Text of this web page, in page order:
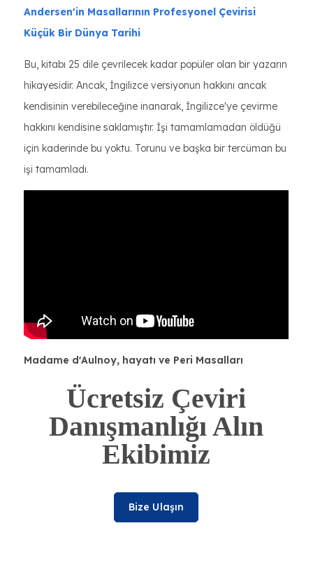
Andersen'in Masallarının Profesyonel Çevirisi
Küçük Bir Dünya Tarihi
Bu, kitabı 25 dile çevrilecek kadar popüler olan bir yazarın
hikayesidir. Ancak, İngilizce versiyonun hakkını ancak
kendisinin verebileceğine inanarak, İngilizce'ye çevirme
hakkını kendisine saklamıştır. İşi tamamlamadan öldüğü
için kaderinde bu yoktu. Torunu ve başka bir tercüman bu
işi tamamladı.
Madame d'Aulnoy, hayatı ve Peri Masalları
Ücretsiz Çeviri
Danışmanlığı Alın
Ekibimiz
Bize Ulaşın